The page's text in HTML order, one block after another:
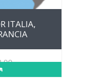
ITALIA,